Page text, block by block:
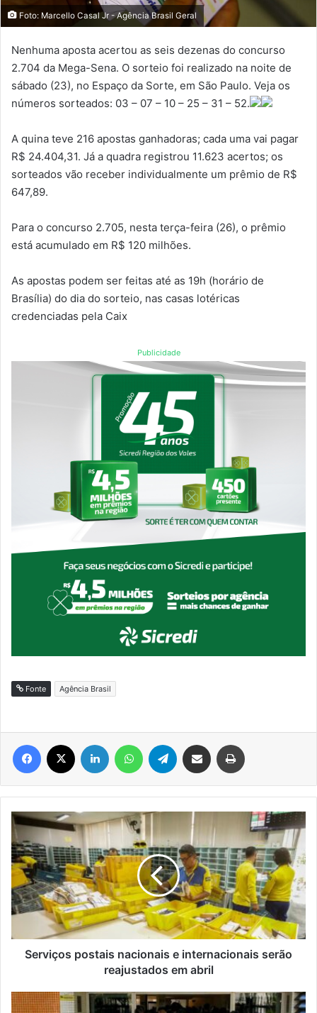
Foto: Marcello Casal Jr - Agência Brasil Geral
Nenhuma aposta acertou as seis dezenas do concurso
2.704 da Mega-Sena. O sorteio foi realizado na noite de
sábado (23), no Espaço da Sorte, em São Paulo. Veja os
números sorteados: 03 – 07 – 10 – 25 – 31 – 52.
A quina teve 216 apostas ganhadoras; cada uma vai pagar
R$ 24.404,31. Já a quadra registrou 11.623 acertos; os
sorteados vão receber individualmente um prêmio de R$
647,89.
Para o concurso 2.705, nesta terça-feira (26), o prêmio
está acumulado em R$ 120 milhões.
As apostas podem ser feitas até as 19h (horário de
Brasília) do dia do sorteio, nas casas lotéricas
credenciadas pela Caix
Publicidade
Fonte Agência Brasil
Facebook Linkedin WhatsAppTelegram Compartilhar via e-mail
Serviços
postais
nacionais
e
internacionais
serão
reajustados
abril
Serviços postais nacionais e internacionais serão
reajustados em abril
Estudantes